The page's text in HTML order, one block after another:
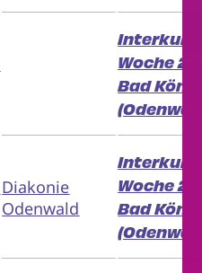
Woche
Bad
Diakonie
Odenwald
Woche
Bad